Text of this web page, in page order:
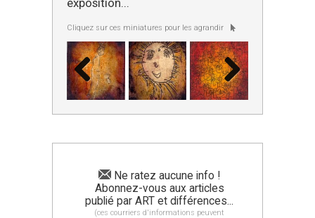
Cliquez sur ces miniatures pour les agrandir
Ne ratez aucune info !
Abonnez-vous aux articles
publié par ART et différences...
(ces courriers d'informations peuvent